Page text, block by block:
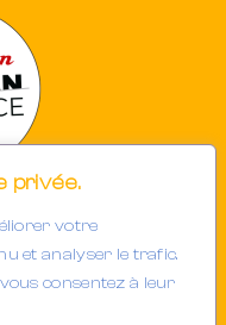
privée.
votre
et analyser le trafic.
consentez à leur
(68)